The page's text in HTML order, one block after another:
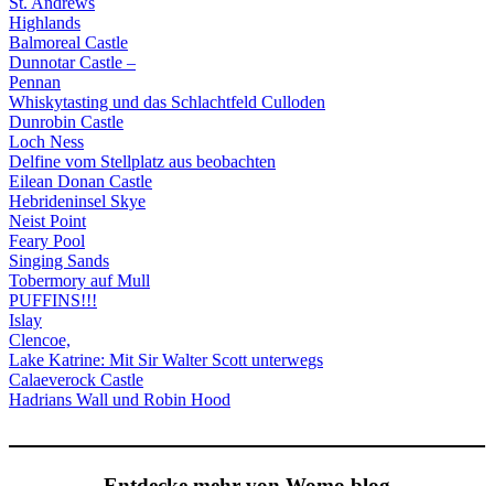
Highlands
Balmoreal Castle
Dunnotar Castle –
Pennan
Whiskytasting und das Schlachtfeld Culloden
Dunrobin Castle
Loch Ness
Delfine vom Stellplatz aus beobachten
Eilean Donan Castle
Hebrideninsel Skye
Neist Point
Feary Pool
Singing Sands
Tobermory auf Mull
PUFFINS!!!
Islay
Clencoe,
Lake Katrine: Mit Sir Walter Scott unterwegs
Calaeverock Castle
Hadrians Wall und Robin Hood